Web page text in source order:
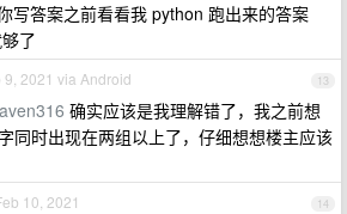
写答案之前看看我 python 跑出来的答案
了
13
9, 2021 via Android
确实应该是我理解错了，我之前想
同时出现在两组以上了，仔细想想楼主应该
14
10, 2021